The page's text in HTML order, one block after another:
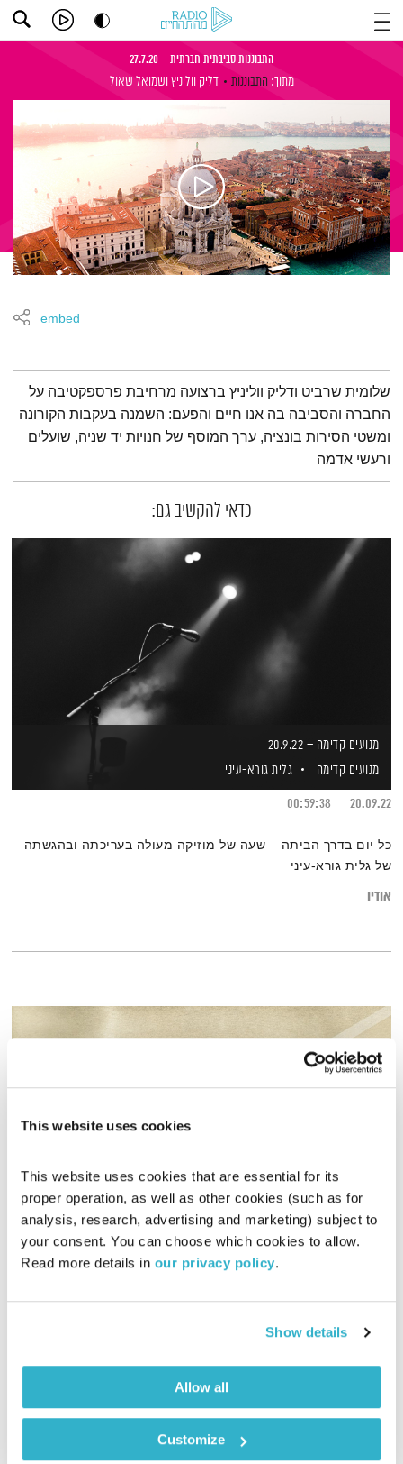
This website uses cookies
This website uses cookies that are essential for its
proper operation, as well as other cookies (such as for
analysis, research, advertising and marketing) subject to
your consent. You can choose which cookies to allow.
Read more details in our privacy policy.
Show details
Allow all
Customize
התבוננות סביבתית חברתית – 27.7.20
מתוך: התבוננות דליק ווליניץ ושמואל שאול
embed
תמצית הפודקאסט
שלומית שרביט ודליק ווליניץ ברצועה מרחיבת פרספקטיבה על
החברה והסביבה בה אנו חיים והפעם: השמנה בעקבות הקורונה
ומשטי הסירות בונציה, ערך המוסף של חנויות יד שניה, שועלים
ורעשי אדמה
כדאי להקשיב גם:
מנועים קדימה – 20.9.22
מנועים קדימה
גלית גורא-עיני
20.09.22
00:59:38
כל יום בדרך הביתה – שעה של מוזיקה מעולה בעריכתה ובהגשתה
של גלית גורא-עיני
אודיו
כל יום מחדש – 22.2.24
כל יום מחדש
אמיר פרי